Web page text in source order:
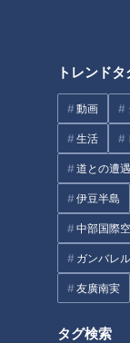
トレンドタ
動画
生活
道との遭遇
伊豆半島
中部国際
ガンバレ
友廣南実
タグ検索
第５子次男 翼
第６子四女 咲
第８子四男 翔
「大家族チャン
な暮らしに密着し
【上田家の動画ま
https://